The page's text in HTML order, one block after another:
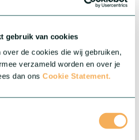
gebruik van cookies
de cookies die wij gebruiken,
verzameld worden en over je
dan ons Cookie Statement.
Onze collectie biedt sterke en
in prachtige kleuren. Omarm de
verrijken.
Meer over deze serie